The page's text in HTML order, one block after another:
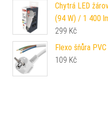
Chytrá LED
(94 W) / 1 400
299 Kč
Flexo šňůra
109 Kč